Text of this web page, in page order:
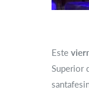
Este
Superior